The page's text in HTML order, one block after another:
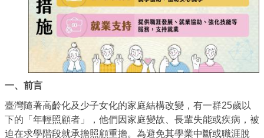
一、前言
臺灣隨著高齡化及少子女化的家庭結構改變，有一群25歲以
下的「年輕照顧者」，他們因家庭變故、長輩失能或疾病，被
迫在求學階段就承擔照顧重擔。為避免其學業中斷或職涯脫